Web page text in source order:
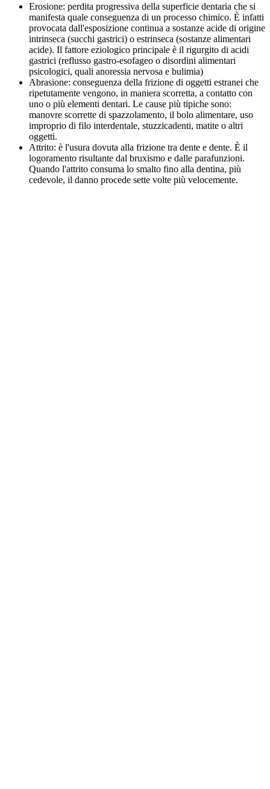
Erosione: perdita progressiva della superficie dentaria che si
manifesta quale conseguenza di un processo chimico. È infatti
provocata dall'esposizione continua a sostanze acide di origine
intrinseca (succhi gastrici) o estrinseca (sostanze alimentari
acide). Il fattore eziologico principale è il rigurgito di acidi
gastrici (reflusso gastro-esofageo o disordini alimentari
psicologici, quali anoressia nervosa e bulimia)
Abrasione: conseguenza della frizione di oggetti estranei che
ripetutamente vengono, in maniera scorretta, a contatto con
uno o più elementi dentari. Le cause più tipiche sono:
manovre scorrette di spazzolamento, il bolo alimentare, uso
improprio di filo interdentale, stuzzicadenti, matite o altri
oggetti.
Attrito: è l'usura dovuta alla frizione tra dente e dente. È il
logoramento risultante dal bruxismo e dalle parafunzioni.
Quando l'attrito consuma lo smalto fino alla dentina, più
cedevole, il danno procede sette volte più velocemente.